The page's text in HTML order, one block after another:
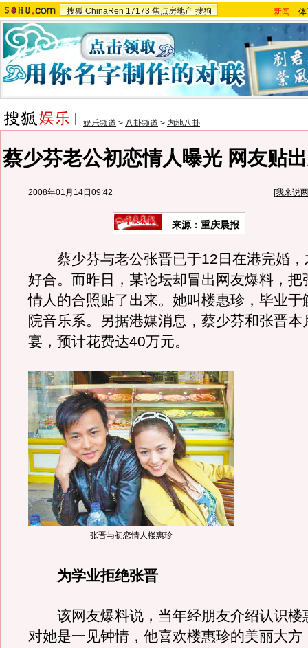
搜狐 ChinaRen 17173 焦点房地产 搜狗 新闻 -
娱乐频道 > 八卦频道 > 内地八卦
蔡少芬老公初恋情人曝光 网友贴
2008年01月14日09:42 [我来说
来源：重庆晨报
蔡少芬与老公张晋已于12日在港完婚，
好合。而昨日，某论坛却冒出网友爆料，把
情人的合照贴了出来。她叫楼惠珍，毕业于
院音乐系。另据港媒消息，蔡少芬和张晋本
宴，预计花费达40万元。
张晋与初恋情人楼惠珍
为学业拒绝张晋
该网友爆料说，当年经朋友介绍认识楼
对她是一见钟情，他喜欢楼惠珍的美丽大方